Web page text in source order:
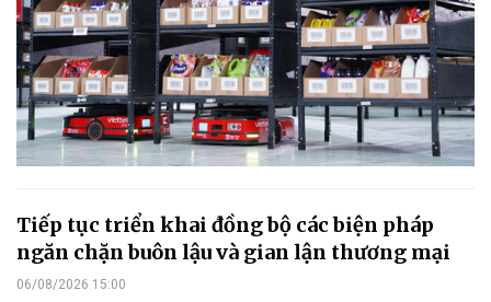
Tiếp tục triển khai đồng bộ các biện pháp
ngăn chặn buôn lậu và gian lận thương mại
06/08/2026 15:00